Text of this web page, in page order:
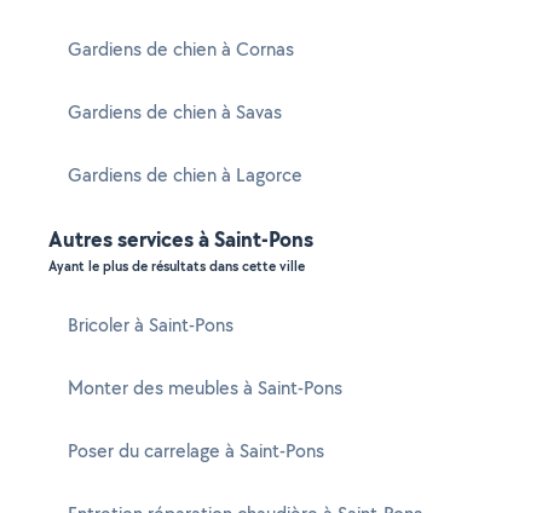
Gardiens de chien à Cornas
Gardiens de chien à Savas
Gardiens de chien à Lagorce
Autres services à Saint-Pons
Ayant le plus de résultats dans cette ville
Bricoler à Saint-Pons
Monter des meubles à Saint-Pons
Poser du carrelage à Saint-Pons